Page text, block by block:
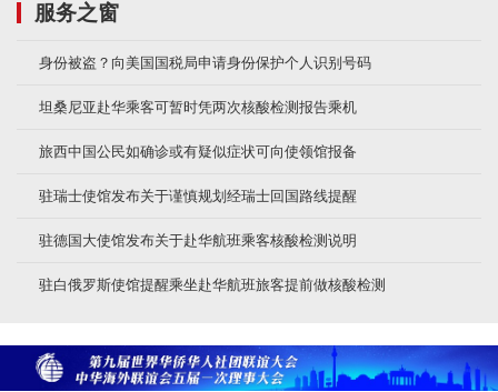
服务之窗
身份被盗？向美国国税局申请身份保护个人识别号码
坦桑尼亚赴华乘客可暂时凭两次核酸检测报告乘机
旅西中国公民如确诊或有疑似症状可向使领馆报备
驻瑞士使馆发布关于谨慎规划经瑞士回国路线提醒
驻德国大使馆发布关于赴华航班乘客核酸检测说明
驻白俄罗斯使馆提醒乘坐赴华航班旅客提前做核酸检测